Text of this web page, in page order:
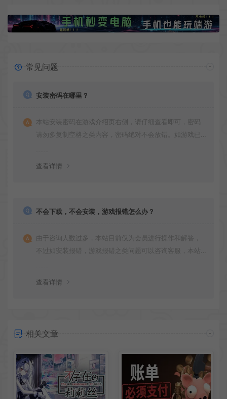
常见问题
安装密码在哪里？
本站安装密码在游戏介绍页右侧，请仔细查看即可，密码
请勿多复制空格之类内容，密码绝对不会放错。如游戏已
查看详情
不会下载，不会安装，游戏报错怎么办？
由于咨询人数过多，本站目前仅为会员进行操作和解答，
不过如安装报错，游戏报错之类问题可以咨询客服，本站
查看详情
相关文章